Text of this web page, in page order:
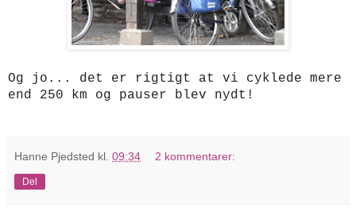
Og jo... det er rigtigt at vi cyklede mere
end 250 km og pauser blev nydt!
Hanne Pjedsted kl. 09:34 2 kommentarer:
Del